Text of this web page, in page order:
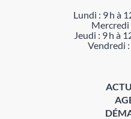
Lundi : 9 h à
Mercredi
Jeudi : 9 h à
Vendredi :